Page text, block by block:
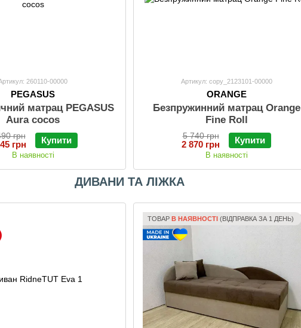
260110-00000
PEGASUS
матрац PEGASUS
Aura cocos
грн
грн Купити
В наявності
Артикул: copy_2123101-00000
ORANGE
Безпружинний матрац Orange
Fine Roll
5 740 грн
2 870 грн Купити
В наявності
ДИВАНИ ТА ЛІЖКА
ТОВАР В НАЯВНОСТІ (ВІДПРАВКА ЗА 1 ДЕНЬ)